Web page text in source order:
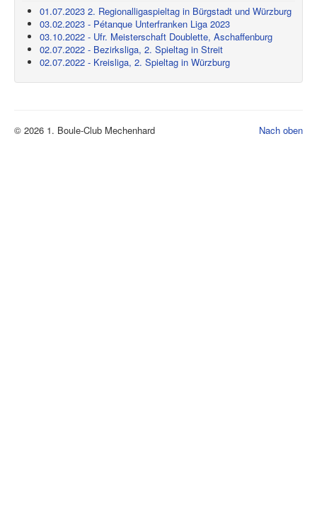
01.07.2023 2. Regionalligaspieltag in Bürgstadt und Würzburg
03.02.2023 - Pétanque Unterfranken Liga 2023
03.10.2022 - Ufr. Meisterschaft Doublette, Aschaffenburg
02.07.2022 - Bezirksliga, 2. Spieltag in Streit
02.07.2022 - Kreisliga, 2. Spieltag in Würzburg
Nach oben
© 2026 1. Boule-Club Mechenhard